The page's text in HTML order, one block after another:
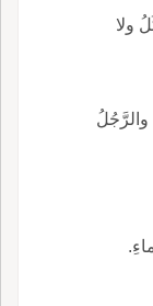
ولا